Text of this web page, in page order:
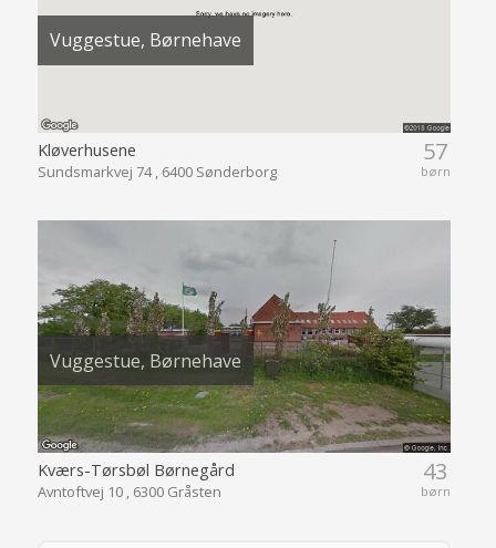
Vuggestue, Børnehave
57
børn
Kløverhusene
Sundsmarkvej 74 , 6400 Sønderborg
Vuggestue, Børnehave
43
børn
Kværs-Tørsbøl Børnegård
Avntoftvej 10 , 6300 Gråsten